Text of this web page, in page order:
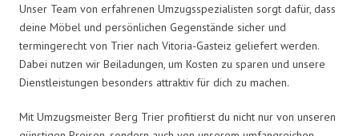
Unser Team von erfahrenen Umzugsspezialisten sorgt dafür, dass
deine Möbel und persönlichen Gegenstände sicher und
termingerecht von Trier nach Vitoria-Gasteiz geliefert werden.
Dabei nutzen wir Beiladungen, um Kosten zu sparen und unsere
Dienstleistungen besonders attraktiv für dich zu machen.
Mit Umzugsmeister Berg Trier profitierst du nicht nur von unseren